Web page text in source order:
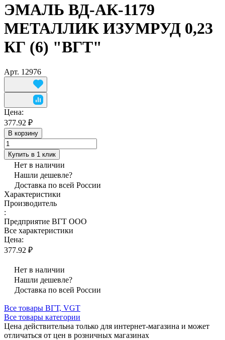
ЭМАЛЬ ВД-АК-1179
МЕТАЛЛИК ИЗУМРУД 0,23
КГ (6) "ВГТ"
Арт. 12976
Цена:
377.92 ₽
В корзину
Купить в 1 клик
Нет в наличии
Нашли дешевле?
Доставка по всей России
Характеристики
Производитель
:
Предприятие ВГТ ООО
Все характеристики
Цена:
377.92 ₽
Нет в наличии
Нашли дешевле?
Доставка по всей России
Все товары ВГТ, VGT
Все товары категории
Цена действительна только для интернет-магазина и может
отличаться от цен в розничных магазинах